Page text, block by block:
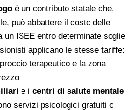
è un contributo statale che,
può abbattere il costo delle
un ISEE entro determinate soglie
applicano le stesse tariffe:
terapeutico e la zona
e i centri di salute mentale
servizi psicologici gratuiti o